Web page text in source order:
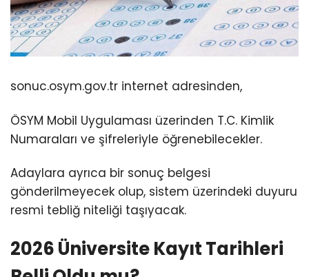
sonuc.osym.gov.tr internet adresinden,
ÖSYM Mobil Uygulaması üzerinden T.C. Kimlik
Numaraları ve şifreleriyle öğrenebilecekler.
Adaylara ayrıca bir sonuç belgesi
gönderilmeyecek olup, sistem üzerindeki duyuru
resmi tebliğ niteliği taşıyacak.
2026 Üniversite Kayıt Tarihleri